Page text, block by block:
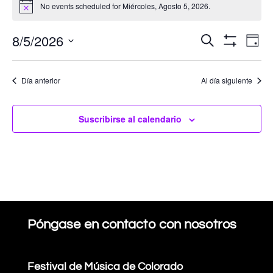
for
Miércoles,
Agosto
5,
Aviso No events scheduled for Miércoles, Agosto 5, 2026.
de
y
por
vistas
Buscar
Filters
Día
8/5/2026
Selecciona
la Día anterior Al día siguiente
Suscribirse al calendario
Póngase en contacto con nosotros
Festival de Música de Colorado